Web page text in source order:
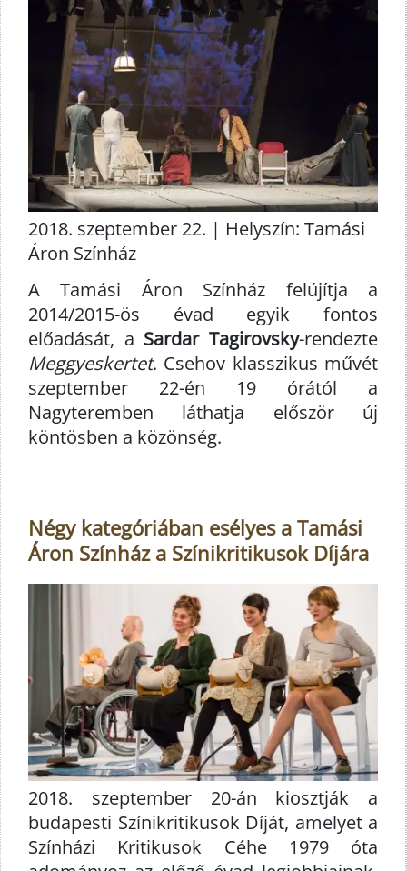
2018. szeptember 22. | Helyszín: Tamási
Áron Színház
A Tamási Áron Színház felújítja a
2014/2015-ös évad egyik fontos
előadását, a Sardar Tagirovsky-rendezte
Meggyeskertet. Csehov klasszikus művét
szeptember 22-én 19 órától a
Nagyteremben láthatja először új
köntösben a közönség.
Négy kategóriában esélyes a Tamási
Áron Színház a Színikritikusok Díjára
2018. szeptember 20-án kiosztják a
budapesti Színikritikusok Díját, amelyet a
Színházi Kritikusok Céhe 1979 óta